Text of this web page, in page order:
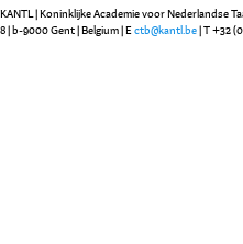
KANTL | Koninklijke Academie voor Nederlandse
| b-9000 Gent | Belgium | E ctb@kantl.be | T +32